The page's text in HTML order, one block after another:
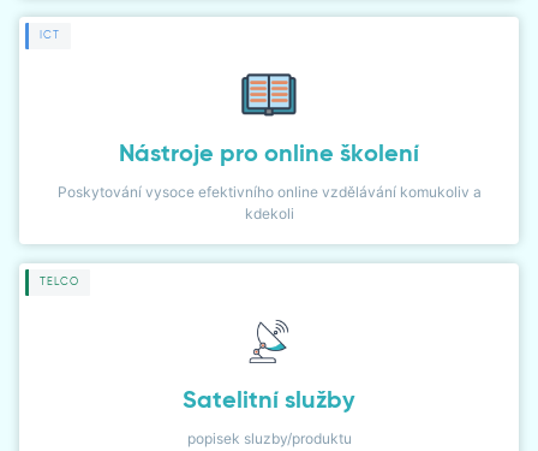
ICT
Nástroje pro online školení
Poskytování vysoce efektivního online vzdělávání komukoliv a
kdekoli
TELCO
Satelitní služby
popisek sluzby/produktu